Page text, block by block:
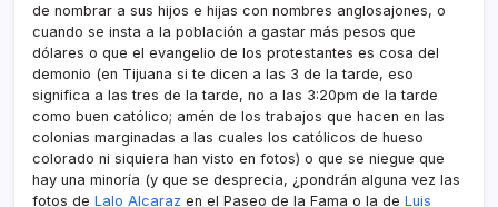
de nombrar a sus hijos e hijas con nombres anglosajones, o
cuando se insta a la población a gastar más pesos que
dólares o que el evangelio de los protestantes es cosa del
demonio (en Tijuana si te dicen a las 3 de la tarde, eso
significa a las tres de la tarde, no a las 3:20pm de la tarde
como buen católico; amén de los trabajos que hacen en las
colonias marginadas a las cuales los católicos de hueso
colorado ni siquiera han visto en fotos) o que se niegue que
hay una minorí­a (y que se desprecia, ¿pondrán alguna vez las
fotos de Lalo Alcaraz en el Paseo de la Fama o la de Luis